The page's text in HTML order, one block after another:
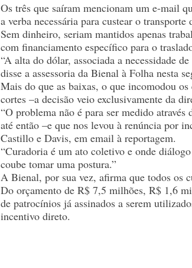
Os três que saíram mencionam um e-mail
a verba necessária para custear o transporte
Sem dinheiro, seriam mantidos apenas
com financiamento específico para o
“A alta do dólar, associada a necessidade
disse a assessoria da Bienal à Folha nesta
Mais do que as baixas, o que incomodou
cortes –a decisão veio exclusivamente da
“O problema não é para ser medido
até então –e que nos levou à renúncia por
Castillo e Davis, em email à reportagem.
“Curadoria é um ato coletivo e onde
coube tomar uma postura.”
A Bienal, por sua vez, afirma que todos os
Do orçamento de R$ 7,5 milhões, R$ 1,6
de patrocínios já assinados a serem
incentivo direto.